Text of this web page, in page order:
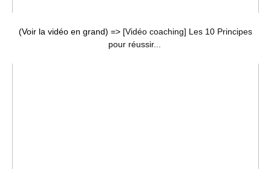
(Voir la vidéo en grand) => [Vidéo coaching] Les 10 Principes
pour réussir...